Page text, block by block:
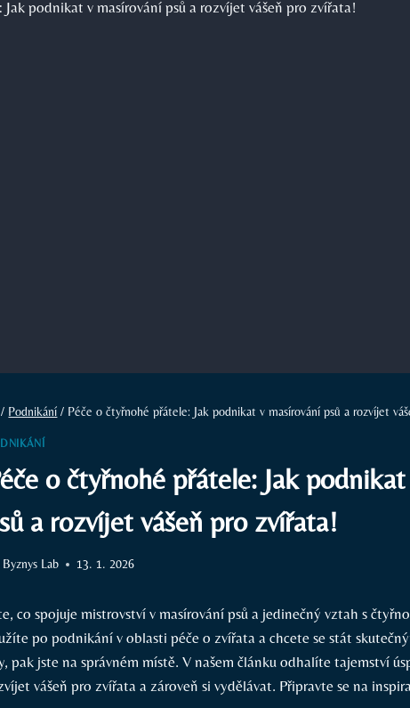
/ Podnikání / Péče o čtyřnohé přátele: Jak podnikat v masírování psů a rozvíjet
o čtyřnohé přátele: Jak
a rozvíjet vášeň pro zvířata!
Byznys Lab 13. 1. 2026
co spojuje mistrovství v masírování psů a jedinečný vztah s
po podnikání v oblasti péče o zvířata a chcete se stát
pak jste na správném místě. V našem článku odhalíte tajemství
vášeň pro zvířata a zároveň si vydělávat. Připravte se na